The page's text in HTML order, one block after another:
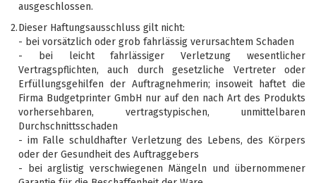
ausgeschlossen.
2.Dieser Haftungsausschluss gilt nicht:
- bei vorsätzlich oder grob fahrlässig verursachtem Schaden
- bei leicht fahrlässiger Verletzung wesentlicher
Vertragspflichten, auch durch gesetzliche Vertreter oder
Erfüllungsgehilfen der Auftragnehmerin; insoweit haftet die
Firma Budgetprinter GmbH nur auf den nach Art des Produkts
vorhersehbaren, vertragstypischen, unmittelbaren
Durchschnittsschaden
- im Falle schuldhafter Verletzung des Lebens, des Körpers
oder der Gesundheit des Auftraggebers
- bei arglistig verschwiegenen Mängeln und übernommener